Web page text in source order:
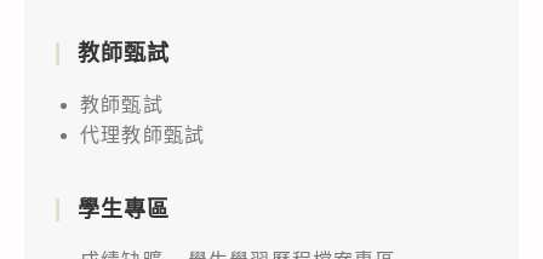
教師甄試
教師甄試
代理教師甄試
學生專區